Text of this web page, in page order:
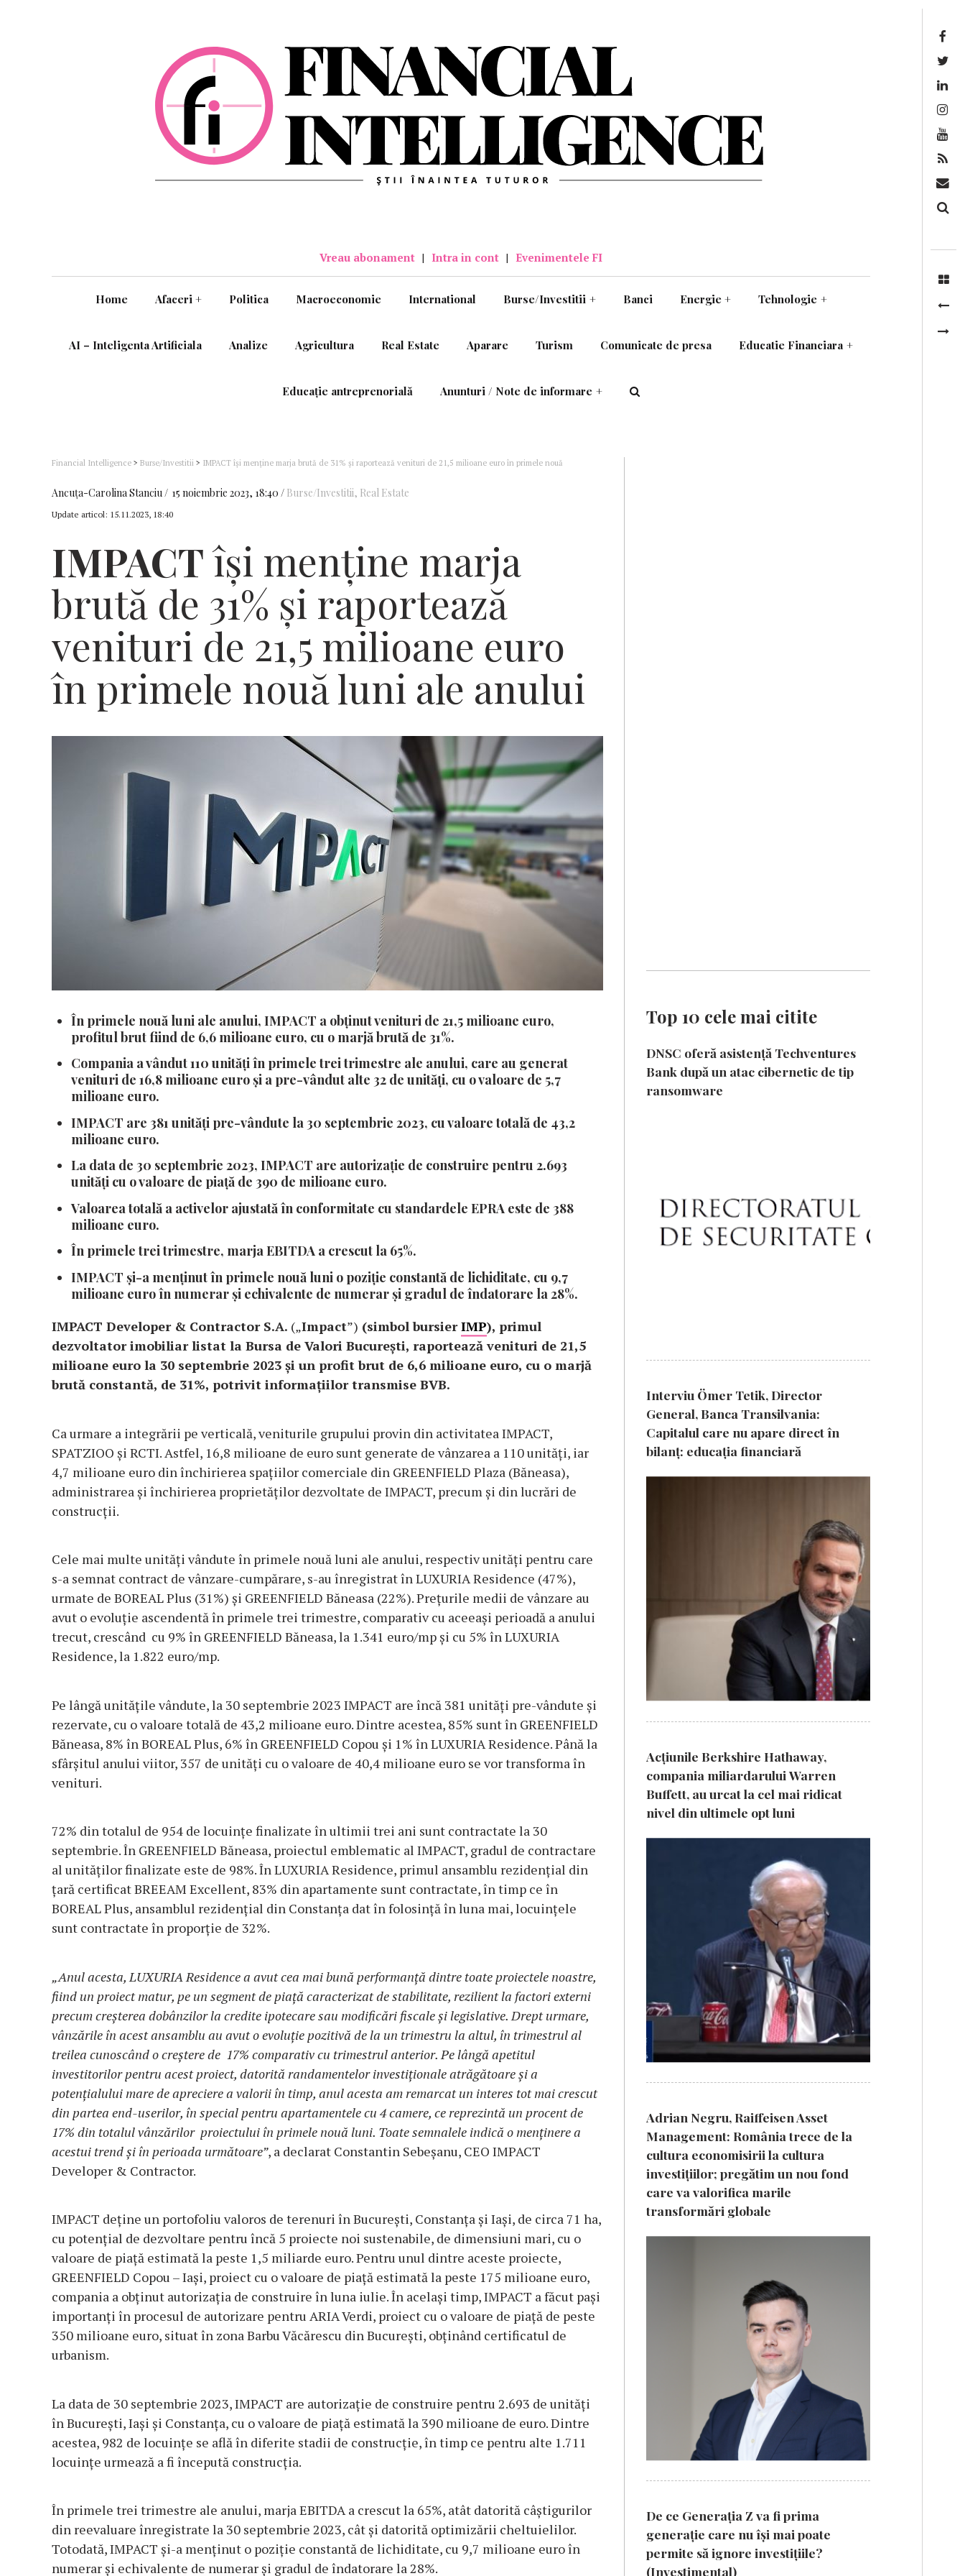
Vreau abonament | Intra in cont | Evenimentele FI
Home Afaceri + Politica Macroeconomie International Burse/Investitii + Banci Energie + Tehnologie +
AI – Inteligenta Artificiala Analize Agricultura Real Estate Aparare Turism Comunicate de presa Educatie Financiara +
Educație antreprenorială Anunturi / Note de informare +
Financial Intelligence > Burse/Investitii > IMPACT își menține marja brută de 31% și raportează venituri de 21,5 milioane euro în primele nouă
Ancuţa-Carolina Stanciu 15 noiembrie 2023, 18:40 Burse/Investitii, Real Estate
Update articol: 15.11.2023, 18:40
IMPACTîși menține marja
brută de 31% și raportează
venituri de 21,5 milioane euro
în primele nouă luni ale anului
În primele nouă luni ale anului, IMPACT a obținut venituri de 21,5 milioane euro,
profitul brut fiind de 6,6 milioane euro, cu o marjă brută de 31%.
Compania a vândut 110 unități în primele trei trimestre ale anului, care au generat
venituri de 16,8 milioane euro și a pre-vândut alte 32 de unități, cu o valoare de 5,7
milioane euro.
IMPACT are 381 unități pre-vândute la 30 septembrie 2023, cu valoare totală de 43,2
milioane euro.
La data de 30 septembrie 2023, IMPACT are autorizație de construire pentru 2.693
unități cu o valoare de piață de 390 de milioane euro.
Valoarea totală a activelor ajustată în conformitate cu standardele EPRA este de 388
milioane euro.
În primele trei trimestre, marja EBITDA a crescut la 65%.
IMPACT și-a menținut în primele nouă luni o poziție constantă de lichiditate, cu 9,7
milioane euro în numerar și echivalente de numerar și gradul de îndatorare la 28%.
IMPACT Developer & Contractor S.A. („Impact”) (simbol bursierIMP), primul
dezvoltator imobiliar listat la Bursa de Valori București, raportează venituri de 21,5
milioane euro la 30 septembrie 2023 și un profit brut de 6,6 milioane euro, cu o marjă
brută constantă, de 31%, potrivit informațiilor transmise BVB.
Ca urmare a integrării pe verticală, veniturile grupului provin din activitatea IMPACT,
SPATZIOO și RCTI. Astfel, 16,8 milioane de euro sunt generate de vânzarea a 110 unități, iar
4,7 milioane euro din închirierea spațiilor comerciale din GREENFIELD Plaza (Băneasa),
administrarea și închirierea proprietăților dezvoltate de IMPACT, precum și din lucrări de
construcții.
Cele mai multe unități vândute în primele nouă luni ale anului, respectiv unități pentru care
s-a semnat contract de vânzare-cumpărare, s-au înregistrat în LUXURIA Residence (47%),
urmate de BOREAL Plus (31%) și GREENFIELD Băneasa (22%). Prețurile medii de vânzare au
avut o evoluție ascendentă în primele trei trimestre, comparativ cu aceeași perioadă a anului
trecut, crescând cu 9% în GREENFIELD Băneasa, la 1.341 euro/mp și cu 5% în LUXURIA
Residence, la 1.822 euro/mp.
Pe lângă unitățile vândute, la 30 septembrie 2023 IMPACT are încă 381 unități pre-vândute și
rezervate, cu o valoare totală de 43,2 milioane euro. Dintre acestea, 85% sunt în GREENFIELD
Băneasa, 8% în BOREAL Plus, 6% în GREENFIELD Copou și 1% în LUXURIA Residence. Până la
sfârșitul anului viitor, 357 de unități cu o valoare de 40,4 milioane euro se vor transforma în
venituri.
72% din totalul de 954 de locuințe finalizate în ultimii trei ani sunt contractate la 30
septembrie. În GREENFIELD Băneasa, proiectul emblematic al IMPACT, gradul de contractare
al unităților finalizate este de 98%. În LUXURIA Residence, primul ansamblu rezidențial din
țară certificat BREEAM Excellent, 83% din apartamente sunt contractate, în timp ce în
BOREAL Plus, ansamblul rezidențial din Constanța dat în folosință în luna mai, locuințele
sunt contractate în proporție de 32%.
„Anul acesta, LUXURIA Residence a avut cea mai bună performanță dintre toate proiectele noastre,
fiind un proiect matur, pe un segment de piață caracterizat de stabilitate, rezilient la factori externi
precum creșterea dobânzilor la credite ipotecare sau modificări fiscale și legislative. Drept urmare,
vânzările în acest ansamblu au avut o evoluție pozitivă de la un trimestru la altul, în trimestrul al
treilea cunoscând o creștere de 17% comparativ cu trimestrul anterior. Pe lângă apetitul
investitorilor pentru acest proiect, datorită randamentelor investiționale atrăgătoare și a
potențialului mare de apreciere a valorii în timp, anul acesta am remarcat un interes tot mai crescut
din partea end-userilor, în special pentru apartamentele cu 4 camere, ce reprezintă un procent de
17% din totalul vânzărilor proiectului în primele nouă luni. Toate semnalele indică o menținere a
acestui trend și în perioada următoare”, a declarat Constantin Sebeșanu, CEO IMPACT
Developer & Contractor.
IMPACT deține un portofoliu valoros de terenuri în București, Constanța și Iași, de circa 71 ha,
cu potențial de dezvoltare pentru încă 5 proiecte noi sustenabile, de dimensiuni mari, cu o
valoare de piață estimată la peste 1,5 miliarde euro. Pentru unul dintre aceste proiecte,
GREENFIELD Copou – Iași, proiect cu o valoare de piață estimată la peste 175 milioane euro,
compania a obținut autorizația de construire în luna iulie. În același timp, IMPACT a făcut pași
importanți în procesul de autorizare pentru ARIA Verdi, proiect cu o valoare de piață de peste
350 milioane euro, situat în zona Barbu Văcărescu din București, obținând certificatul de
urbanism.
La data de 30 septembrie 2023, IMPACT are autorizație de construire pentru 2.693 de unități
în București, Iași și Constanța, cu o valoare de piață estimată la 390 milioane de euro. Dintre
acestea, 982 de locuințe se află în diferite stadii de construcție, în timp ce pentru alte 1.711
locuințe urmează a fi începută construcția.
În primele trei trimestre ale anului, marja EBITDA a crescut la 65%, atât datorită câștigurilor
din reevaluare înregistrate la 30 septembrie 2023, cât și datorită optimizării cheltuielilor.
Totodată, IMPACT și-a menținut o poziție constantă de lichiditate, cu 9,7 milioane euro în
numerar și echivalente de numerar și gradul de îndatorare la 28%.
Top 10 cele mai citite
DNSC oferă asistență Techventures
Bank după un atac cibernetic de tip
ransomware
Interviu Ömer Tetik, Director
General, Banca Transilvania:
Capitalul care nu apare direct în
bilanț: educația financiară
Acțiunile Berkshire Hathaway,
compania miliardarului Warren
Buffett, au urcat la cel mai ridicat
nivel din ultimele opt luni
Adrian Negru, Raiffeisen Asset
Management: România trece de la
cultura economisirii la cultura
investițiilor; pregătim un nou fond
care va valorifica marile
transformări globale
De ce Generația Z va fi prima
generație care nu își mai poate
permite să ignore investițiile?
(Investimental)